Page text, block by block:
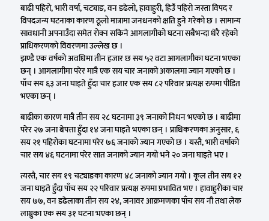
बाढी पहिरो, भारी वर्षा, चट्याङ, वन डढेलो, हावाहुरी, हिउँ पहिरो जस्ता विपद र
विपदजन्य घटनाका कारण ठूलो मात्रामा जनधनको क्षति हुने गरेको छ । सामान्य
सावधानी अपनाउँदा समेत रोक्न सकिने आगलागीको घटना सबैभन्दा धेरै रहेको
प्राधिकरणको विवरणमा उल्लेख छ ।
झण्डै एक वर्षको अवधिमा तीन हजार छ सय ५२ वटा आगलागीका घटना भएका
छन् । आगलागीमा परेर मात्रै एक सय चार जनाको अकालमा ज्यान गएको छ ।
पाँच सय ६३ जना घाइते हुँदा चार हजार एक सय ८२ परिवार प्रत्यक्ष रुपमा पीडित
भएका छन् ।
बाढीका कारण मात्रै तीन सय २८ घटनामा ३९ जनाको निधन भएको छ । बाढीमा
परेर २७ जना बेपत्ता हुँदा १४ जना घाइते भएका छन् । प्राधिकरणका अनुसार, ६
सय २१ पहिरोका घटनामा परेर ७६ जनाको ज्यान गएको छ । यस्तै, भारी वर्षाको
चार सय ४६ घटनामा परेर सात जनाको ज्यान गयो भने २० जना घाइते भए ।
त्यस्तै, चार सय १९ चट्याङका कारण ४८ जनाको ज्यान गयो । कूल तीन सय १२
जना घाइते हुँदा पाँच सय २२ परिवार प्रत्यक्ष रुपमा प्रभावित भए । हावाहुरीका चार
सय ७७, वन डढेलाका तीन सय २४, जनावर आक्रमणका पाँच सय नौ तथा लेक
लाग्नुका एक सय ३१ घटना भएका छन् ।